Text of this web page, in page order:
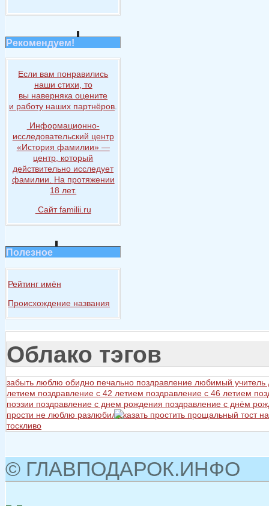
Рекомендуем!
Если вам понравились
наши стихи, то
вы наверняка оцените
и работу наших партнёров
Информационно-
исследовательский центр
«История фамилии» —
центр, который
действительно исследует
фамилии. На протяжении
18 лет.
Сайт familii.ru
Полезное
Рейтинг имён
Происхождение названия
Облако тэгов
забыть люблю обидно печально поздравление любимый учитель
летием поздравление с 42 летием поздравление с 46 летием
поэзии поздравление с днем рождения поздравление с днём
прости не люблю разлюбил сказать простить прощальный тост
тоскливо
© ГЛАВПОДАРОК.ИНФО